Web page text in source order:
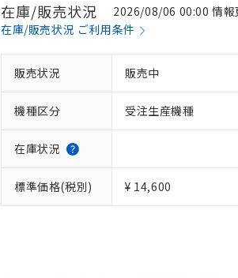
在庫/販売状況
2026/08/06 00:00 情報
在庫/販売状況 ご利用条件
販売状況 販売中
機種区分 受注生産機種
在庫状況
標準価格(税別) ¥ 14,600